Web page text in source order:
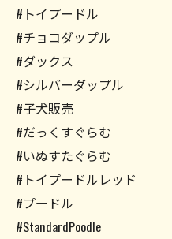
#トイプードル
#チョコダップル
#ダックス
#シルバーダップル
#子犬販売
#だっくすぐらむ
#いぬすたぐらむ
#トイプードルレッド
#プードル
#StandardPoodle